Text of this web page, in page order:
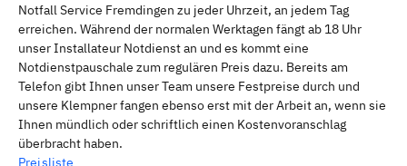
Notfall Service Fremdingen zu jeder Uhrzeit, an jedem Tag
erreichen. Während der normalen Werktagen fängt ab 18 Uhr
unser Installateur Notdienst an und es kommt eine
Notdienstpauschale zum regulären Preis dazu. Bereits am
Telefon gibt Ihnen unser Team unsere Festpreise durch und
unsere Klempner fangen ebenso erst mit der Arbeit an, wenn sie
Ihnen mündlich oder schriftlich einen Kostenvoranschlag
überbracht haben.
Preisliste